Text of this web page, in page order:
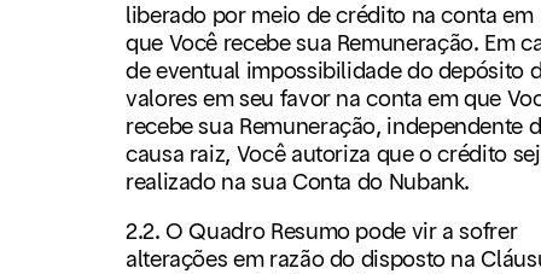
liberado por meio de crédito na conta em
que Você recebe sua Remuneração. Em
de eventual impossibilidade do depósito
valores em seu favor na conta em que
recebe sua Remuneração, independente
causa raiz, Você autoriza que o crédito
realizado na sua Conta do Nubank.
2.2. O Quadro Resumo pode vir a sofrer
alterações em razão do disposto na